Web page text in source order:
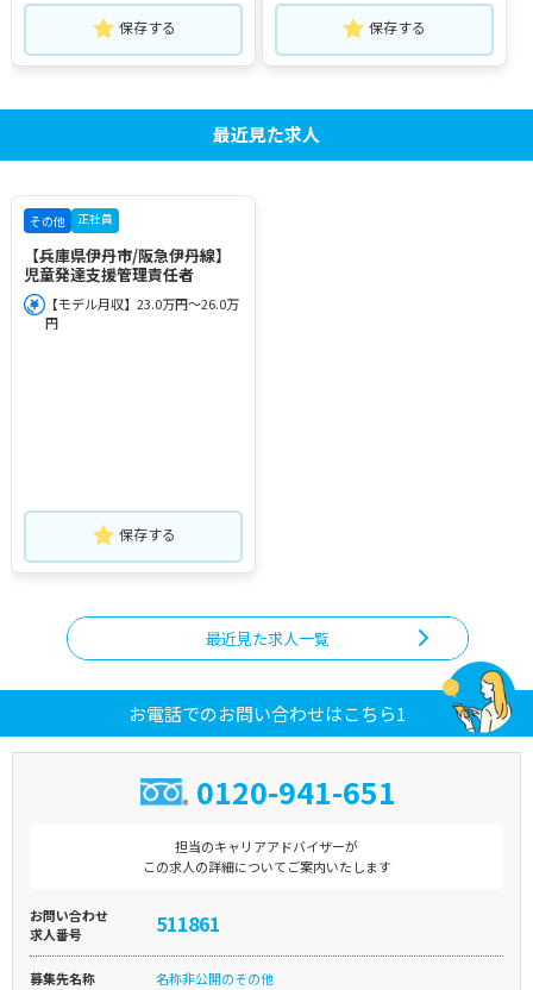
保存する 保存する
最近見た求人
その他 正社員
【兵庫県伊丹市/阪急伊丹線】
児童発達支援管理責任者
【モデル月収】23.0万円～26.0万
円
保存する
最近見た求人一覧
お電話でのお問い合わせはこちら1
0120-941-651
担当のキャリアアドバイザーが
この求人の詳細についてご案内いたします
お問い合わせ
求人番号
511861
募集先名称 名称非公開のその他